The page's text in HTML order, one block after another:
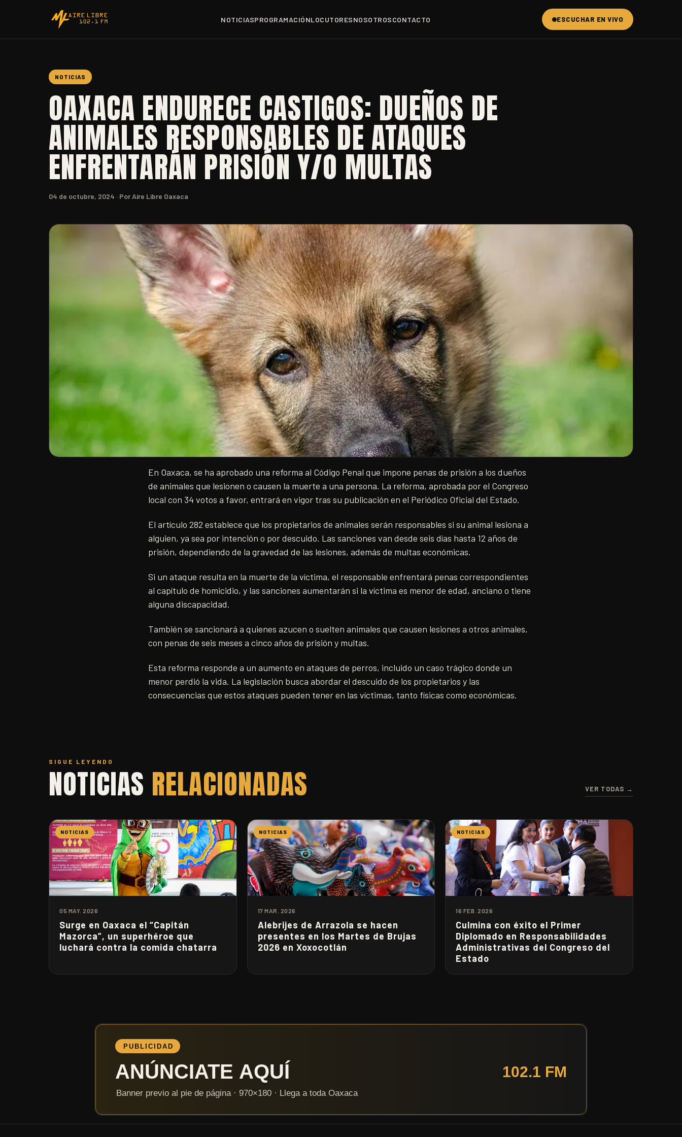
NOTICIASPROGRAMACIÓNLOCUTORESNOSOTROSCONTACTO ESCUCHAR EN VIVO
NOTICIAS
OAXACA ENDURECE CASTIGOS: DUEÑOS DE
ANIMALES RESPONSABLES DE ATAQUES
ENFRENTARÁN PRISIÓN Y/O MULTAS
04 de octubre, 2024 · Por Aire Libre Oaxaca
En Oaxaca, se ha aprobado una reforma al Código Penal que impone penas de prisión a los dueños
de animales que lesionen o causen la muerte a una persona. La reforma, aprobada por el Congreso
local con 34 votos a favor, entrará en vigor tras su publicación en el Periódico Oficial del Estado.
El artículo 282 establece que los propietarios de animales serán responsables si su animal lesiona a
alguien, ya sea por intención o por descuido. Las sanciones van desde seis días hasta 12 años de
prisión, dependiendo de la gravedad de las lesiones, además de multas económicas.
Si un ataque resulta en la muerte de la víctima, el responsable enfrentará penas correspondientes
al capítulo de homicidio, y las sanciones aumentarán si la víctima es menor de edad, anciano o tiene
alguna discapacidad.
También se sancionará a quienes azucen o suelten animales que causen lesiones a otros animales,
con penas de seis meses a cinco años de prisión y multas.
Esta reforma responde a un aumento en ataques de perros, incluido un caso trágico donde un
menor perdió la vida. La legislación busca abordar el descuido de los propietarios y las
consecuencias que estos ataques pueden tener en las víctimas, tanto físicas como económicas.
SIGUE LEYENDO
NOTICIAS RELACIONADAS VER TODAS →
NOTICIAS
05 MAY. 2026
Surge en Oaxaca el “Capitán
Mazorca”, un superhéroe que
luchará contra la comida chatarra
NOTICIAS
17 MAR. 2026
Alebrijes de Arrazola se hacen
presentes en los Martes de Brujas
2026 en Xoxocotlán
NOTICIAS
16 FEB. 2026
Culmina con éxito el Primer
Diplomado en Responsabilidades
Administrativas del Congreso del
Estado